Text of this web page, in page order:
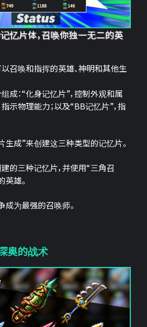
忆片体，召唤你独一无二的英
召唤和指挥的英雄、神明和其他生
成：“化身记忆片”，控制外观和属
指示物理能力；以及“BB记忆片”，指
生成”来创建这三种类型的记忆片。
的三种记忆片，并使用“三角召
雄。
成为最强的召唤师。
奥的战术